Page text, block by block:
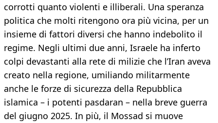
corrotti quanto violenti e illiberali. Una speranza
politica che molti ritengono ora più vicina, per un
insieme di fattori diversi che hanno indebolito il
regime. Negli ultimi due anni, Israele ha inferto
colpi devastanti alla rete di milizie che l’Iran aveva
creato nella regione, umiliando militarmente
anche le forze di sicurezza della Repubblica
islamica – i potenti pasdaran – nella breve guerra
del giugno 2025. In più, il Mossad si muove